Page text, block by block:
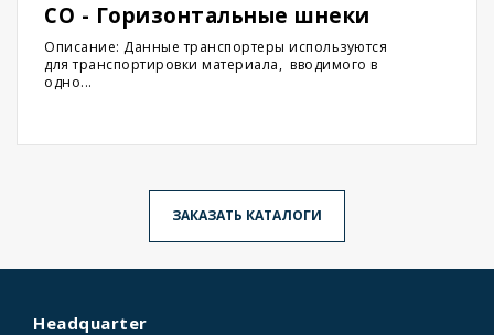
CO - Горизонтальные шнеки
Описание: Данные транспортеры используются
для транспортировки материала, вводимого в
одно...
ЗАКАЗАТЬ КАТАЛОГИ
Headquarter